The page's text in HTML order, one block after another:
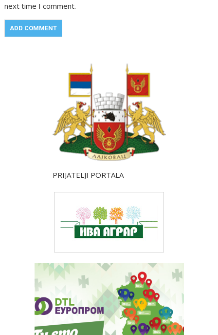
next time I comment.
PRIJATELJI PORTALA